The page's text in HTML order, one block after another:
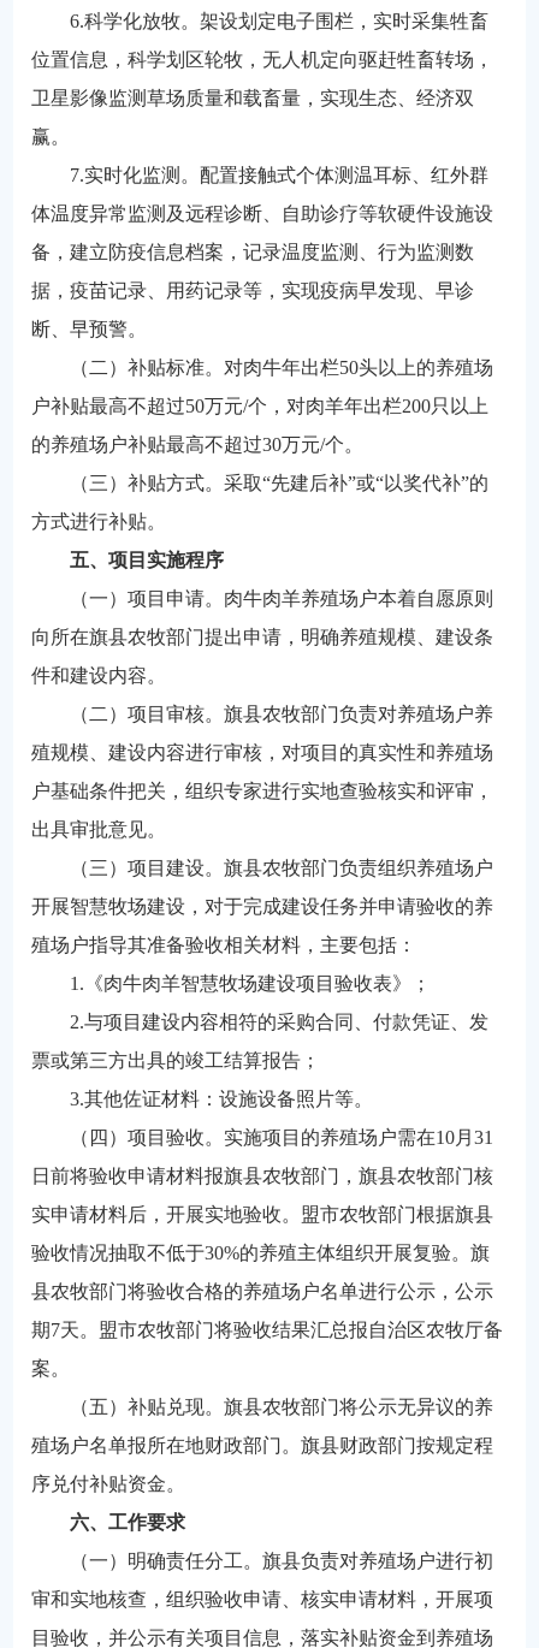
6.科学化放牧。架设划定电子围栏，实时采集牲畜
位置信息，科学划区轮牧，无人机定向驱赶牲畜转场，
卫星影像监测草场质量和载畜量，实现生态、经济双
赢。
7.实时化监测。配置接触式个体测温耳标、红外群
体温度异常监测及远程诊断、自助诊疗等软硬件设施设
备，建立防疫信息档案，记录温度监测、行为监测数
据，疫苗记录、用药记录等，实现疫病早发现、早诊
断、早预警。
（二）补贴标准。对肉牛年出栏50头以上的养殖场
户补贴最高不超过50万元/个，对肉羊年出栏200只以上
的养殖场户补贴最高不超过30万元/个。
（三）补贴方式。采取“先建后补”或“以奖代补”的
方式进行补贴。
五、项目实施程序
（一）项目申请。肉牛肉羊养殖场户本着自愿原则
向所在旗县农牧部门提出申请，明确养殖规模、建设条
件和建设内容。
（二）项目审核。旗县农牧部门负责对养殖场户养
殖规模、建设内容进行审核，对项目的真实性和养殖场
户基础条件把关，组织专家进行实地查验核实和评审，
出具审批意见。
（三）项目建设。旗县农牧部门负责组织养殖场户
开展智慧牧场建设，对于完成建设任务并申请验收的养
殖场户指导其准备验收相关材料，主要包括：
1.《肉牛肉羊智慧牧场建设项目验收表》；
2.与项目建设内容相符的采购合同、付款凭证、发
票或第三方出具的竣工结算报告；
3.其他佐证材料：设施设备照片等。
（四）项目验收。实施项目的养殖场户需在10月31
日前将验收申请材料报旗县农牧部门，旗县农牧部门核
实申请材料后，开展实地验收。盟市农牧部门根据旗县
验收情况抽取不低于30%的养殖主体组织开展复验。旗
县农牧部门将验收合格的养殖场户名单进行公示，公示
期7天。盟市农牧部门将验收结果汇总报自治区农牧厅备
案。
（五）补贴兑现。旗县农牧部门将公示无异议的养
殖场户名单报所在地财政部门。旗县财政部门按规定程
序兑付补贴资金。
六、工作要求
（一）明确责任分工。旗县负责对养殖场户进行初
审和实地核查，组织验收申请、核实申请材料，开展项
目验收，并公示有关项目信息，落实补贴资金到养殖场